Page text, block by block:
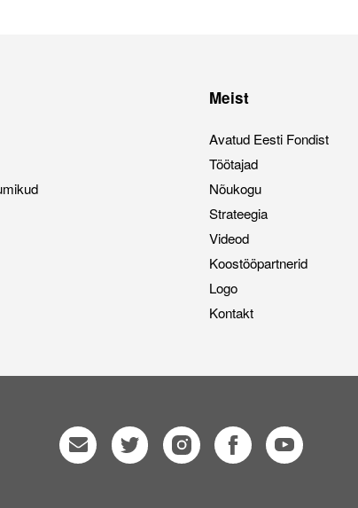
Meist
Avatud Eesti Fondist
Töötajad
Nõukogu
Strateegia
Videod
Koostööpartnerid
Logo
Kontakt